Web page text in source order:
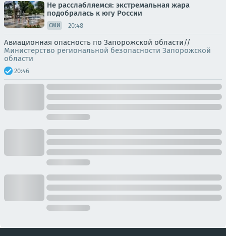
Не расслабляемся: экстремальная жара
подобралась к югу России
СМИ 20:48
Авиационная опасность по Запорожской области//
Министерство региональной безопасности Запорожской
области
20:46